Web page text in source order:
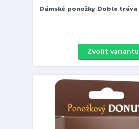
Dámské ponožky Doble tráva
Zvolit variantu